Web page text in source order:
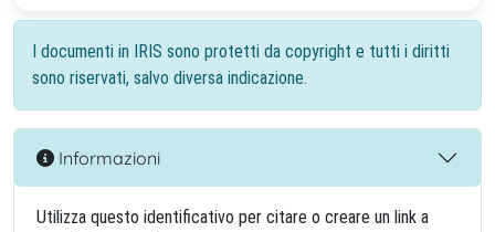
I documenti in IRIS sono protetti da copyright e tutti i diritti
sono riservati, salvo diversa indicazione.
Informazioni
Utilizza questo identificativo per citare o creare un link a